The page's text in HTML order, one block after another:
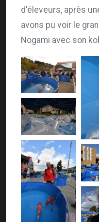
d'éleveurs, après
avons pu voir le
Nogami avec son